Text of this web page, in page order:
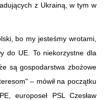
z Ukrainą, w tym w
bo my jesteśmy wrotami,
do UE. To niekorzystne dla
są gospodarstwa zbożowe
– mówił na początku
europoseł PSL Czesław